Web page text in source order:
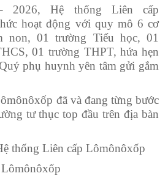
2026, Hệ thống Liên cấp
hoạt động với quy mô 6 cơ
non, 01 trường Tiểu học, 01
01 trường THPT, hứa hẹn
phụ huynh yên tâm gửi gắm
đã và đang từng bước
tư thục top đầu trên địa bàn
thống Liên cấp Lômônôxốp